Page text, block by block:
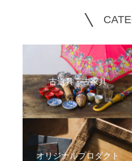
古道具・古家具
オリジナルプロダクト